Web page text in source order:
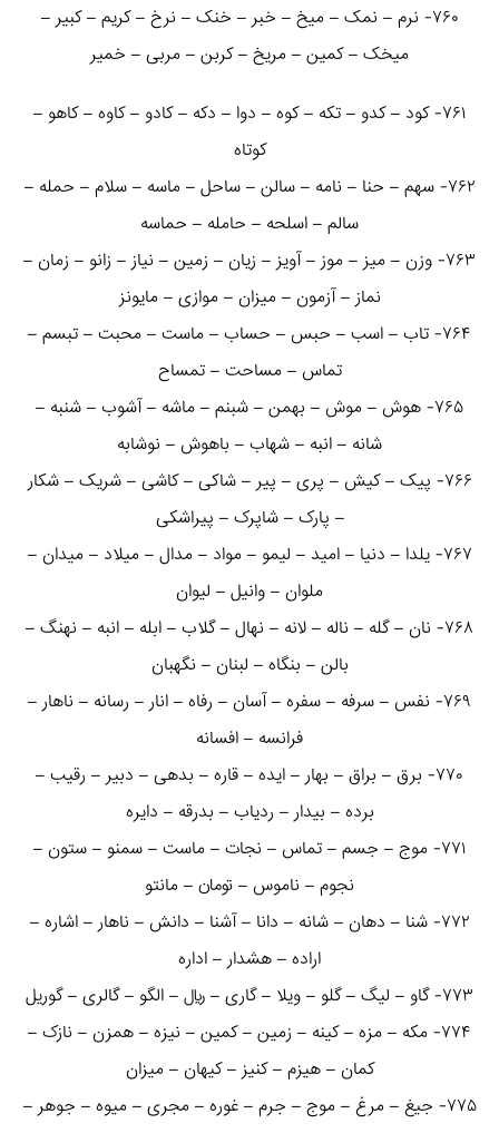
۷۶۰- نرم – نمک – میخ – خبر – خنک – نرخ – کریم – کبیر –
میخک – کمین – مریخ – کربن – مربی – خمیر
۷۶۱- کود – کدو – تکه – کوه – دوا – دکه – کادو – کاوه – کاهو –
کوتاه
۷۶۲- سهم – حنا – نامه – سالن – ساحل – ماسه – سلام – حمله –
سالم – اسلحه – حامله – حماسه
۷۶۳- وزن – میز – موز – آویز – زیان – زمین – نیاز – زانو – زمان –
نماز – آزمون – میزان – موازی – مایونز
۷۶۴- تاب – اسب – حبس – حساب – ماست – محبت – تبسم –
تماس – مساحت – تمساح
۷۶۵- هوش – موش – بهمن – شبنم – ماشه – آشوب – شنبه –
شانه – انبه – شهاب – باهوش – نوشابه
۷۶۶- پیک – کیش – پری – پیر – شاکی – کاشی – شریک – شکار
– پارک – شاپرک – پیراشکی
۷۶۷- یلدا – دنیا – امید – لیمو – مواد – مدال – میلاد – میدان –
ملوان – وانیل – لیوان
۷۶۸- نان – گله – ناله – لانه – نهال – گلاب – ابله – انبه – نهنگ –
بالن – بنگاه – لبنان – نگهبان
۷۶۹- نفس – سرفه – سفره – آسان – رفاه – انار – رسانه – ناهار –
فرانسه – افسانه
۷۷۰- برق – براق – بهار – ایده – قاره – بدهی – دبیر – رقیب –
برده – بیدار – ردیاب – بدرقه – دایره
۷۷۱- موج – جسم – تماس – نجات – ماست – سمنو – ستون –
نجوم – ناموس – تومان – مانتو
۷۷۲- شنا – دهان – شانه – دانا – آشنا – دانش – ناهار – اشاره –
اراده – هشدار – اداره
۷۷۳- گاو – لیگ – گلو – ویلا – گاری – ریال – الگو – گالری – گوریل
۷۷۴- مکه – مزه – کینه – زمین – کمین – نیزه – همزن – نازک –
کمان – هیزم – کنیز – کیهان – میزان
۷۷۵- جیغ – مرغ – موج – جرم – غوره – مجری – میوه – جوهر –